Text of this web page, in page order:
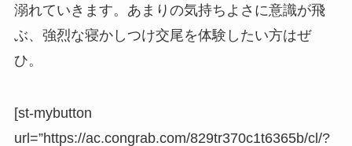
溺れていきます。あまりの気持ちよさに意識が飛
ぶ、強烈な寝かしつけ交尾を体験したい方はぜ
ひ。
[st-mybutton
url=”https://ac.congrab.com/829tr370c1t6365b/cl/?